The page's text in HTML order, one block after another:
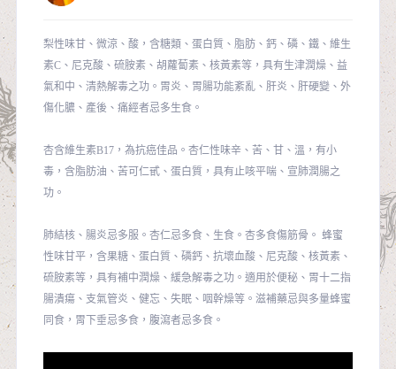
梨性味甘、微涼、酸，含糖類、蛋白質、脂肪、鈣、磷、鐵、維生
素C、尼克酸、硫胺素、胡蘿蔔素、核黃素等，具有生津潤燥、益
氣和中、清熱解毒之功。胃炎、胃腸功能紊亂、肝炎、肝硬變、外
傷化膿、產後、痛經者忌多生食。
杏含維生素B17，為抗癌佳品。杏仁性味辛、苦、甘、溫，有小
毒，含脂肪油、苦可仁甙、蛋白質，具有止咳平喘、宣肺潤腸之
功。
肺結核、腸炎忌多服。杏仁忌多食、生食。杏多食傷筋骨。 蜂蜜
性味甘平，含果糖、蛋白質、磷鈣、抗壞血酸、尼克酸、核黃素、
硫胺素等，具有補中潤燥、緩急解毒之功。適用於便秘、胃十二指
腸潰瘍、支氣管炎、健忘、失眠、咽幹燥等。滋補藥忌與多量蜂蜜
同食，胃下垂忌多食，腹瀉者忌多食。